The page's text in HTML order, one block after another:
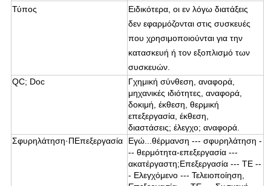
Τύπος
Ειδικότερα, οι εν λόγω διατάξεις
δεν εφαρμόζονται στις συσκευές
που χρησιμοποιούνται για την
κατασκευή ή τον εξοπλισμό των
συσκευών.
QC; Doc
Γχημική σύνθεση, αναφορά,
μηχανικές ιδιότητες, αναφορά,
δοκιμή, έκθεση, θερμική
επεξεργασία, έκθεση,
διαστάσεις; έλεγχο; αναφορά.
Σφυρηλάτηση·ΠΕπεξεργασία Εγώ...θέρμανση --- σφυρηλάτηση -
-- θερμότητα-επεξεργασία ---
ακατέργαστη;Επεξεργασία --- ΤΕ --
- Ελεγχόμενο --- Τελειοποίηση,